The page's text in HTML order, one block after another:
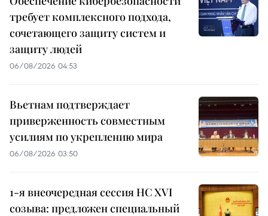
требует комплексного подхода,
сочетающего защиту систем и
защиту людей
06/08/2026 04:53
Вьетнам подтверждает
приверженность совместным
усилиям по укреплению мира
06/08/2026 03:50
1-я внеочередная сессия НС XVI
созыва: предложен специальный